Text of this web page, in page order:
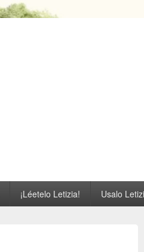
¡Léetelo Letizia! Usalo